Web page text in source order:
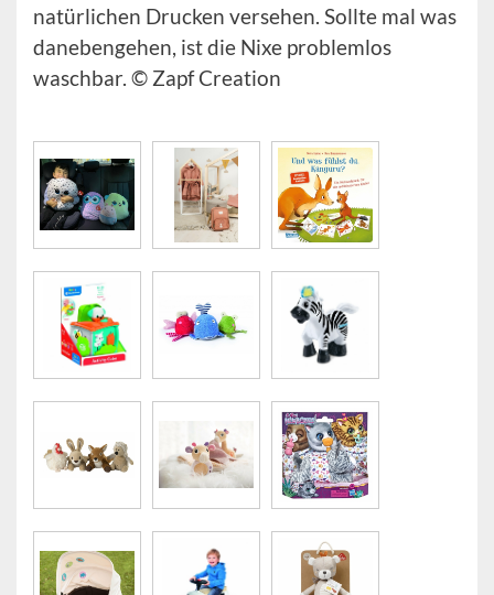
natürlichen Drucken versehen. Sollte mal was
danebengehen, ist die Nixe problemlos
waschbar. © Zapf Creation